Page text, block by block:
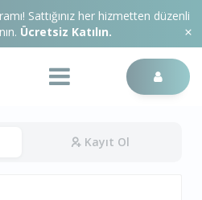
Sattığınız her hizmetten düzenli
Ücretsiz Katılın.
Kayıt Ol